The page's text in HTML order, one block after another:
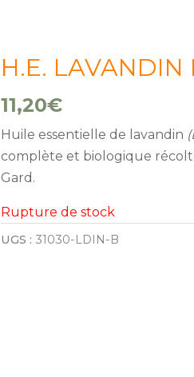
H.E.
11,20€
Huile essentielle de lavandin
complète et biologique
Gard.
Rupture de stock
UGS : 31030-LDIN-B